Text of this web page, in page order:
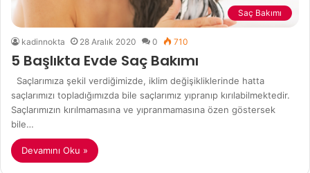
Saç Bakımı
kadinnokta 28 Aralık 2020 0 710
5 Başlıkta Evde Saç Bakımı
Saçlarımıza şekil verdiğimizde, iklim değişikliklerinde hatta
saçlarımızı topladığımızda bile saçlarımız yıpranıp kırılabilmektedir.
Saçlarımızın kırılmamasına ve yıpranmamasına özen göstersek
bile…
Devamını Oku »